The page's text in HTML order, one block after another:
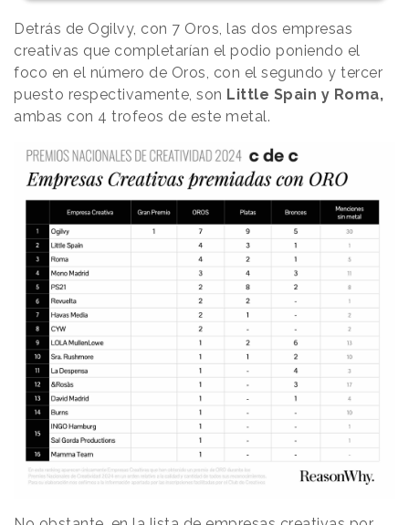
Detrás de Ogilvy, con 7 Oros, las dos empresas
creativas que completarían el podio poniendo el
foco en el número de Oros, con el segundo y tercer
puesto respectivamente, son Little Spain y Roma,
ambas con 4 trofeos de este metal.